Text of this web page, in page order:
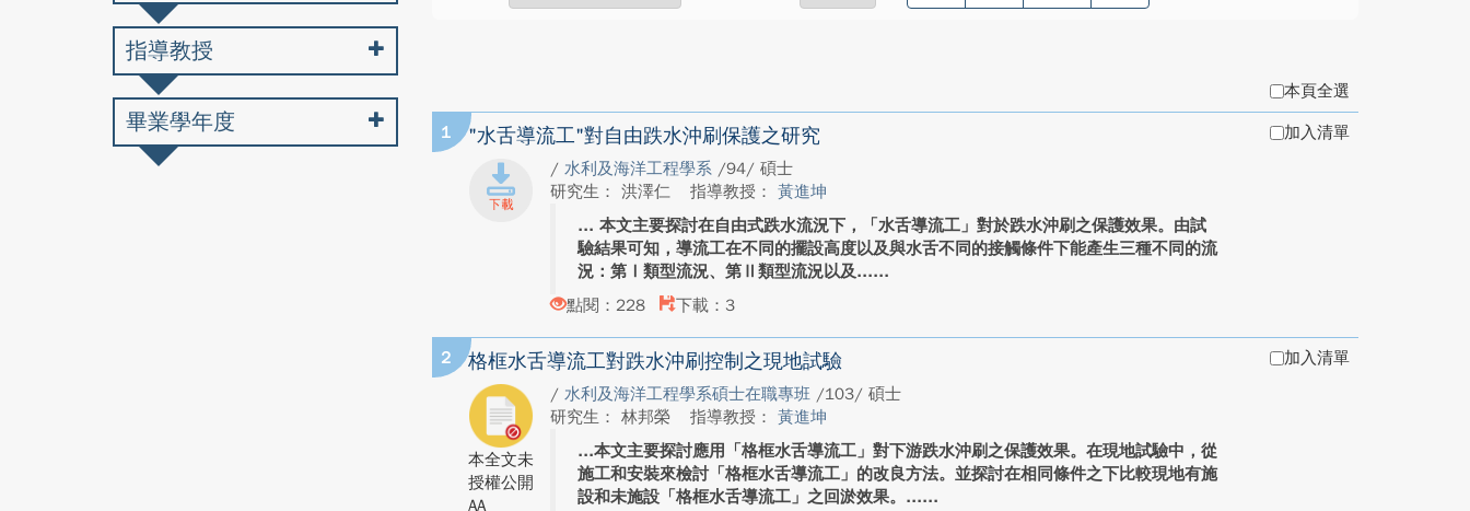
本頁全選
1 "水舌導流工"對自由跌水沖刷保護之研究
/ 水利及海洋工程學系 /94/ 碩士
研究生： 洪澤仁
指導教授： 黃進坤
本文主要探討在自由式跌水流況下，「水舌導流工」對於跌水沖刷之保護效果。由試
驗結果可知，導流工在不同的擺設高度以及與水舌不同的接觸條件下能產生三種不同的流
況：第Ⅰ類型流況、第Ⅱ類型流況以及...
點閱：228
下載：3
加入清單
2 格框水舌導流工對跌水沖刷控制之現地試驗
本全文未
授權公開
AA
/ 水利及海洋工程學系碩士在職專班 /103/ 碩士
研究生： 林邦榮
指導教授： 黃進坤
本文主要探討應用「格框水舌導流工」對下游跌水沖刷之保護效果。在現地試驗中，從
施工和安裝來檢討「格框水舌導流工」的改良方法。並探討在相同條件之下比較現地有施
設和未施設「格框水舌導流工」之回淤效果。...
加入清單
指導教授
畢業學年度